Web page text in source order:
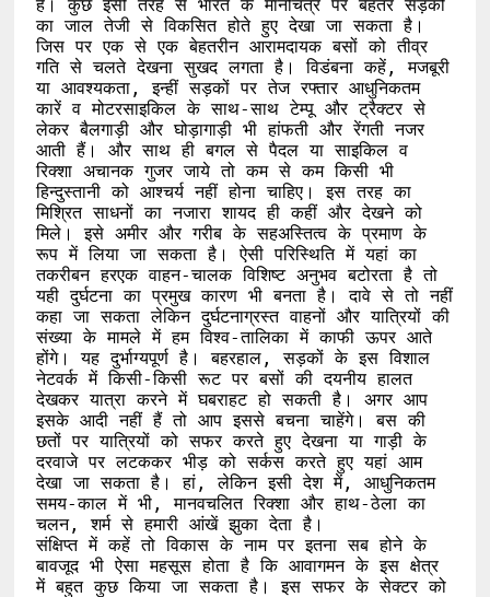
है। कुछ इसी तरह से भारत के मानचित्र पर बेहतर सड़कों
का जाल तेजी से विकसित होते हुए देखा जा सकता है।
जिस पर एक से एक बेहतरीन आरामदायक बसों को तीव्र
गति से चलते देखना सुखद लगता है। विडंबना कहें, मजबूरी
या आवश्यकता, इन्हीं सड़कों पर तेज रफ्तार आधुनिकतम
कारें व मोटरसाइकिल के साथ-साथ टेम्पू और ट्रैक्टर से
लेकर बैलगाड़ी और घोड़ागाड़ी भी हांफती और रेंगती नजर
आती हैं। और साथ ही बगल से पैदल या साइकिल व
रिक्शा अचानक गुजर जाये तो कम से कम किसी भी
हिन्दुस्तानी को आश्चर्य नहीं होना चाहिए। इस तरह का
मिश्रित साधनों का नजारा शायद ही कहीं और देखने को
मिले। इसे अमीर और गरीब के सहअस्तित्व के प्रमाण के
रूप में लिया जा सकता है। ऐसी परिस्थिति में यहां का
तकरीबन हरएक वाहन-चालक विशिष्ट अनुभव बटोरता है तो
यही दुर्घटना का प्रमुख कारण भी बनता है। दावे से तो नहीं
कहा जा सकता लेकिन दुर्घटनाग्रस्त वाहनों और यात्रियों की
संख्या के मामले में हम विश्व-तालिका में काफी ऊपर आते
होंगे। यह दुर्भाग्यपूर्ण है। बहरहाल, सड़कों के इस विशाल
नेटवर्क में किसी-किसी रूट पर बसों की दयनीय हालत
देखकर यात्रा करने में घबराहट हो सकती है। अगर आप
इसके आदी नहीं हैं तो आप इससे बचना चाहेंगे। बस की
छतों पर यात्रियों को सफर करते हुए देखना या गाड़ी के
दरवाजे पर लटककर भीड़ को सर्कस करते हुए यहां आम
देखा जा सकता है। हां, लेकिन इसी देश में, आधुनिकतम
समय-काल में भी, मानवचलित रिक्शा और हाथ-ठेला का
चलन, शर्म से हमारी आंखें झुका देता है।
संक्षिप्त में कहें तो विकास के नाम पर इतना सब होने के
बावजूद भी ऐसा महसूस होता है कि आवागमन के इस क्षेत्र
में बहुत कुछ किया जा सकता है। इस सफर के सेक्टर को